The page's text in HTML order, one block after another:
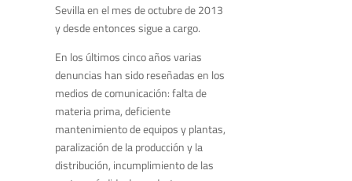
Sevilla en el mes de octubre de 2013
y desde entonces sigue a cargo.
En los últimos cinco años varias
denuncias han sido reseñadas en los
medios de comunicación: falta de
materia prima, deficiente
mantenimiento de equipos y plantas,
paralización de la producción y la
distribución, incumplimiento de las